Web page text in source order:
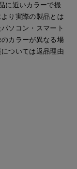
に近いカラーで撮
り実際の製品とは
ソコン・スマート
カラーが異なる場
ついては返品理由